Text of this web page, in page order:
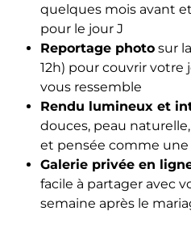
quelques mois avant
pour le jour J
Reportage photo sur
12h) pour couvrir
vous ressemble
Rendu lumineux et
douces, peau
et pensée comme une
Galerie privée en
facile à partager avec
semaine après le